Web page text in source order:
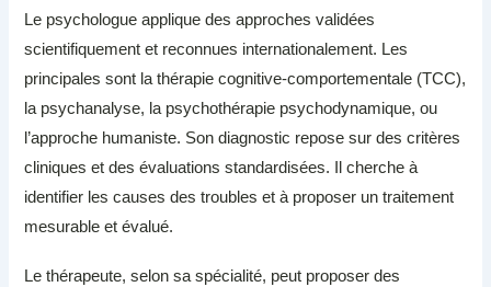
Le psychologue applique des approches validées
scientifiquement et reconnues internationalement. Les
principales sont la thérapie cognitive-comportementale (TCC),
la psychanalyse, la psychothérapie psychodynamique, ou
l’approche humaniste. Son diagnostic repose sur des critères
cliniques et des évaluations standardisées. Il cherche à
identifier les causes des troubles et à proposer un traitement
mesurable et évalué.
Le thérapeute, selon sa spécialité, peut proposer des